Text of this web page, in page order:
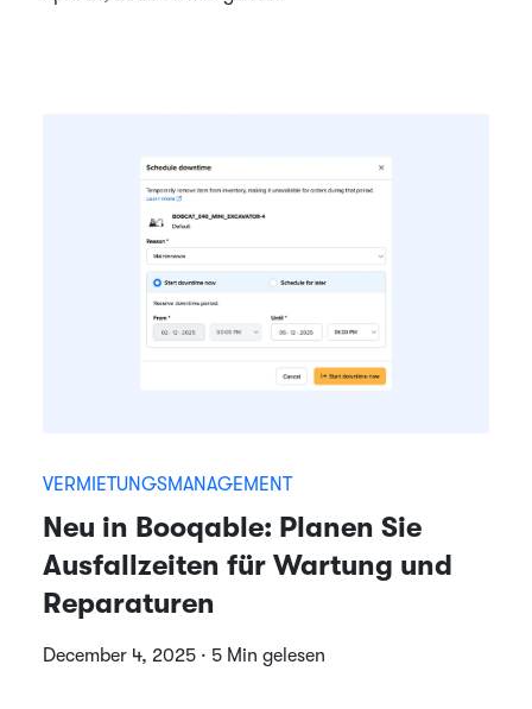
VERMIETUNGSMANAGEMENT
Neu in Booqable: Planen Sie
Ausfallzeiten für Wartung und
Reparaturen
December 4, 2025 · 5 Min gelesen